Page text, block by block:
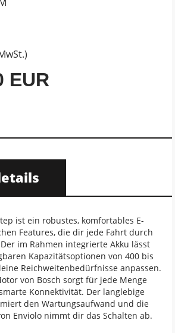
EUR
ist ein robustes, komfortables E-
Features, die dir jede Fahrt durch
im Rahmen integrierte Akku lässt
Kapazitätsoptionen von 400 bis
Reichweitenbedürfnisse anpassen.
von Bosch sorgt für jede Menge
Konnektivität. Der langlebige
den Wartungsaufwand und die
Enviolo nimmt dir das Schalten ab.